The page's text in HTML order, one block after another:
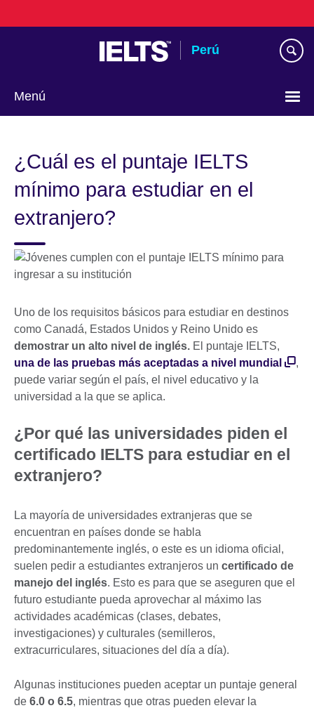
to
Perú
Menú
language
¿Cuál es el puntaje IELTS
mínimo para estudiar en el
extranjero?
Uno de los requisitos básicos para estudiar en destinos
como Canadá, Estados Unidos y Reino Unido es
demostrar un alto nivel de inglés. El puntaje IELTS,
una de las pruebas más aceptadas a nivel mundial
,
puede variar según el país, el nivel educativo y la
universidad a la que se aplica.
¿Por qué las universidades piden el
certificado IELTS para estudiar en el
extranjero?
La mayoría de universidades extranjeras que se
encuentran en países donde se habla
predominantemente inglés, o este es un idioma oficial,
suelen pedir a estudiantes extranjeros un certificado de
manejo del inglés. Esto es para que se aseguren que el
futuro estudiante pueda aprovechar al máximo las
actividades académicas (clases, debates,
investigaciones) y culturales (semilleros,
extracurriculares, situaciones del día a día).
Algunas instituciones pueden aceptar un puntaje general
de 6.0 o 6.5, mientras que otras pueden elevar la